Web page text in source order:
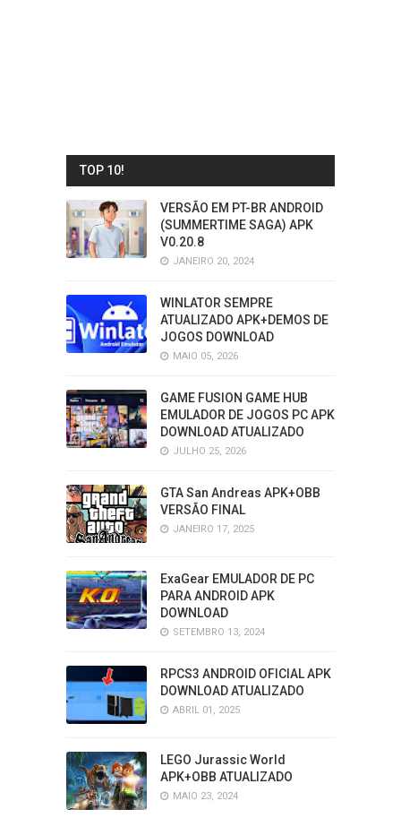
TOP 10!
VERSÃO EM PT-BR ANDROID
(SUMMERTIME SAGA) APK
V0.20.8
JANEIRO 20, 2024
WINLATOR SEMPRE
ATUALIZADO APK+DEMOS DE
JOGOS DOWNLOAD
MAIO 05, 2026
GAME FUSION GAME HUB
EMULADOR DE JOGOS PC APK
DOWNLOAD ATUALIZADO
JULHO 25, 2026
GTA San Andreas APK+OBB
VERSÃO FINAL
JANEIRO 17, 2025
ExaGear EMULADOR DE PC
PARA ANDROID APK
DOWNLOAD
SETEMBRO 13, 2024
RPCS3 ANDROID OFICIAL APK
DOWNLOAD ATUALIZADO
ABRIL 01, 2025
LEGO Jurassic World
APK+OBB ATUALIZADO
MAIO 23, 2024